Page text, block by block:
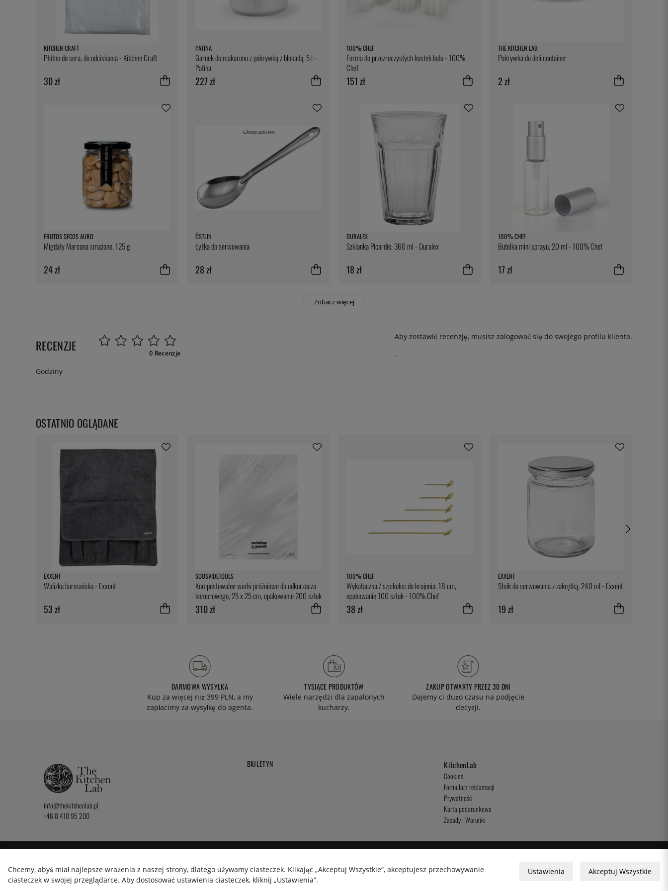
KITCHEN CRAFT
Płótno do sera, do odciskania - Kitchen Craft
30 zł
PATINA
Garnek do makaronu z pokrywką z blokadą, 5 l -
Patina
227 zł
100% CHEF
Forma do przezroczystych kostek lodu - 100%
Chef
151 zł
THE KITCHEN LAB
Pokrywka do deli container
2 zł
FRUTOS SECOS AURO
Migdały Marcona smażone, 125 g
24 zł
ÖSTLIN
Łyżka do serwowania
28 zł
DURALEX
Szklanka Picardie, 360 ml - Duralex
18 zł
100% CHEF
Butelka mini sprayu, 20 ml - 100% Chef
17 zł
Zobacz więcej
RECENZJE 0 Recenzje
Aby zostawić recenzję, musisz zalogować się do swojego profilu klienta.
.
Godziny
OSTATNIO OGLĄDANE
EXXENT
Walizka barmańska - Exxent
53 zł
SOUSVIDETOOLS
Kompostowalne worki próżniowe do odkurzacza
komorowego, 25 x 25 cm, opakowanie 200 sztuk
- SousVideTools
310 zł
100% CHEF
Wykałaczka / szpikulec do krojenia, 18 cm,
opakowanie 100 sztuk - 100% Chef
38 zł
EXXENT
Słoik do serwowania z zakrętką, 240 ml - Exxent
19 zł
DARMOWA WYSYŁKA
Kup za więcej niż 399 PLN, a my
zapłacimy za wysyłkę do agenta.
TYSIĄCE PRODUKTÓW
Wiele narzędzi dla zapalonych
kucharzy.
ZAKUP OTWARTY PRZEZ 30 DNI
Dajemy ci dużo czasu na podjęcie
decyzji.
info@thekitchenlab.pl
+46 8 410 95 200
BIULETYN KitchenLab
Cookies
Formularz reklamacji
Prywatność
Karta podarunkowa
Zasady i Warunki
2026 KitchenLab AB
Chcemy, abyś miał najlepsze wrażenia z naszej strony, dlatego używamy ciasteczek. Klikając „Akceptuj Wszystkie”, akceptujesz przechowywanie
ciasteczek w swojej przeglądarce. Aby dostosować ustawienia ciasteczek, kliknij „Ustawienia”.
Ustawienia Akceptuj Wszystkie